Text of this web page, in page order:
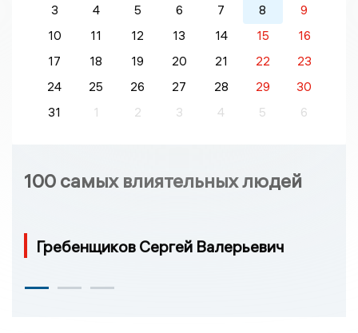
3
4 5 6 7 8
9
10
11 12 13 14 15
16
17
18 19 20 21 22
23
24
25 26 27 28 29
30
31
1 2 3 4 5 6
100 самых влиятельных людей
Гребенщиков Сергей Валерьевич